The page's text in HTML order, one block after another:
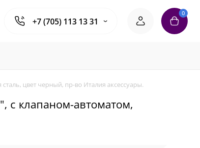
+7 (705) 113 13 31
0
цвет черный, пр-во Италия аксессуары.
с клапаном-автоматом,